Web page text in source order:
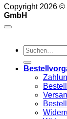
Copyright 2026 ©
GmbH
Suchen
nach: